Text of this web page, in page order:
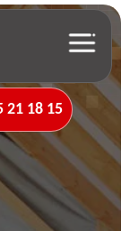
21 18 15